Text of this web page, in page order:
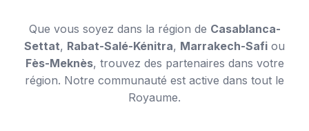
Que vous soyez dans la région de Casablanca-
Settat, Rabat-Salé-Kénitra, Marrakech-Safi ou
Fès-Meknès, trouvez des partenaires dans votre
région. Notre communauté est active dans tout le
Royaume.